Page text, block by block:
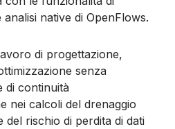
native di OpenFlows.
di progettazione,
senza
di continuità
nei calcoli del drenaggio
del rischio di perdita di dati